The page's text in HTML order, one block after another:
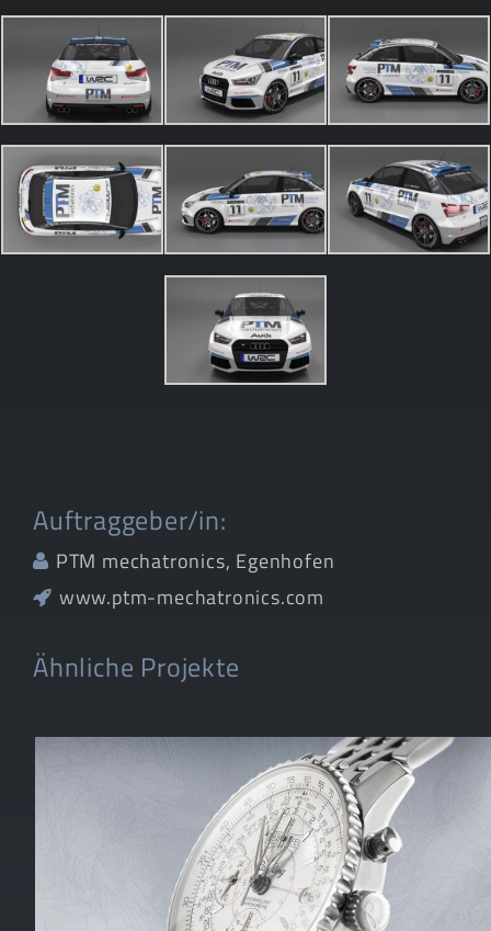
Auftraggeber/in:
PTM mechatronics, Egenhofen
www.ptm-mechatronics.com
Ähnliche Projekte